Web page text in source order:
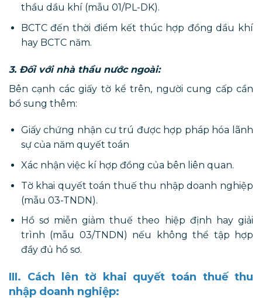
thầu dầu khí (mẫu 01/PL-DK).
BCTC đến thời điểm kết thúc hợp đồng dầu khí
hay BCTC năm.
3. Đối với nhà thầu nước ngoài:
Bên cạnh các giấy tờ kể trên, người cung cấp cần
bổ sung thêm:
Giấy chứng nhận cư trú được hợp pháp hóa lãnh
sự của năm quyết toán
Xác nhận việc kí hợp đồng của bên liên quan.
Tờ khai quyết toán thuế thu nhập doanh nghiệp
(mẫu 03-TNDN).
Hồ sơ miễn giảm thuế theo hiệp định hay giải
trình (mẫu 03/TNDN) nếu không thể tập hợp
đầy đủ hồ sơ.
III. Cách lên tờ khai quyết toán thuế thu
nhập doanh nghiệp: